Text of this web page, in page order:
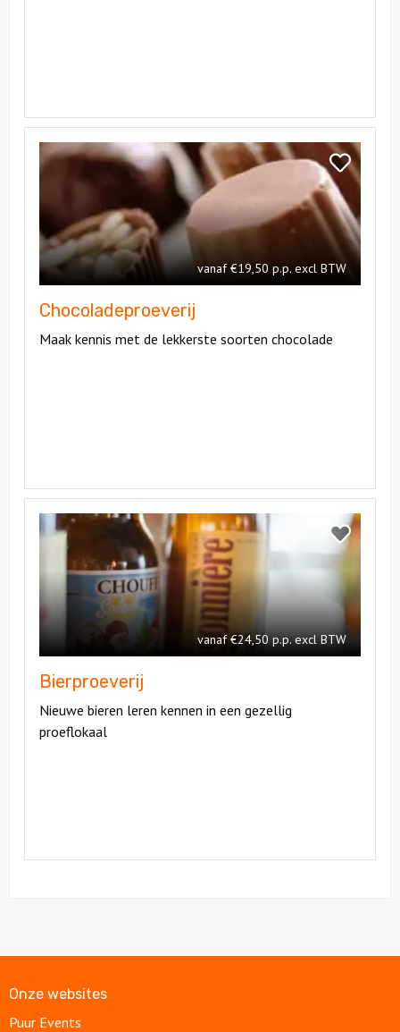
Bekijk
vanaf €19,50 p.p. excl BTW
Chocoladeproeverij
Maak kennis met de lekkerste soorten chocolade
Chocoladeproeverij
Bekijk
vanaf €24,50 p.p. excl BTW
Bierproeverij
Nieuwe bieren leren kennen in een gezellig
proeflokaal
Bierproeverij
Onze websites
Puur Events